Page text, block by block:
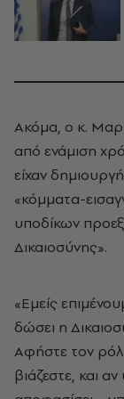
Ακόμα, ο κ.
από ενάμιση
είχαν
«κόμματα-
υποδίκων
Δικαιοσύνης».
«Εμείς
δώσει η
Αφήστε τον
βιάζεστε, και